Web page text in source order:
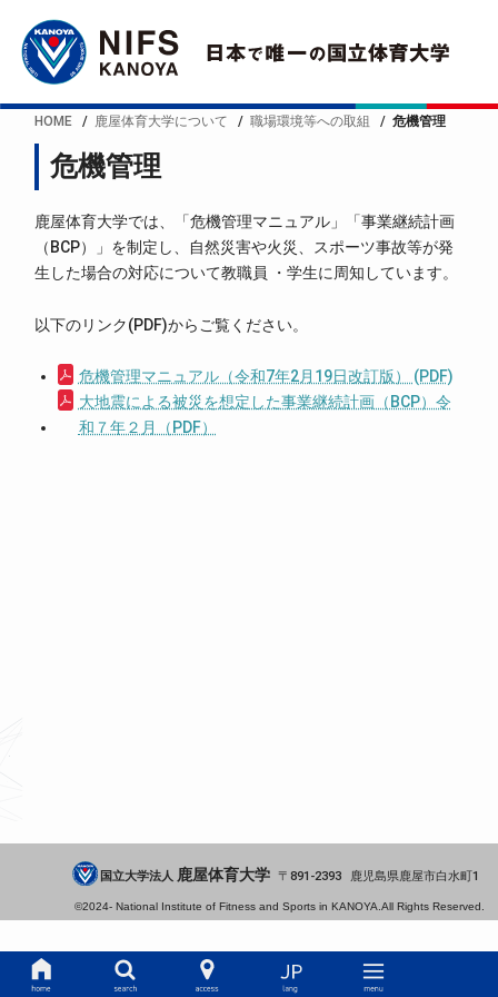
HOME 鹿屋体育大学について 職場環境等への取組 危機管理
危機管理
鹿屋体育大学では、「危機管理マニュアル」「事業継続計画
（BCP）」を制定し、自然災害や火災、スポーツ事故等が発
生した場合の対応について教職員 ・学生に周知しています。
以下のリンク(PDF)からご覧ください。
危機管理マニュアル（令和7年2月19日改訂版） (PDF)
大地震による被災を想定した事業継続計画（BCP）令
和７年２月（PDF）
国立大学法人 鹿屋体育大学 891-2393 鹿児島県鹿屋市白水町1
©2024- National Institute of Fitness and Sports in KANOYA.All Rights Reserved.